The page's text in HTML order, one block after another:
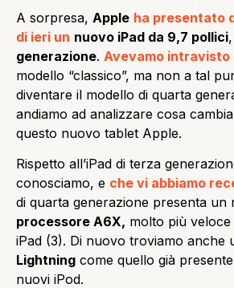
A sorpresa, Apple ha presentato
di ieri un nuovo iPad da 9,7 pollici
generazione. Avevamo intravisto
modello “classico”, ma non a tal
diventare il modello di quarta
andiamo ad analizzare cosa
questo nuovo tablet Apple.
Rispetto all’iPad di terza
conosciamo, e che vi abbiamo
di quarta generazione presenta un
processore A6X, molto più veloce
iPad (3). Di nuovo troviamo anche
Lightning come quello già
nuovi iPod.